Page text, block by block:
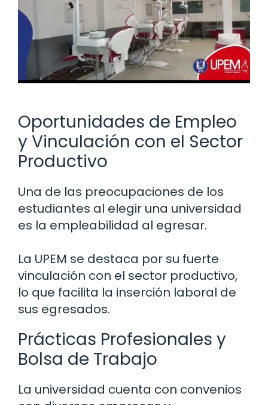
Oportunidades de Empleo
y Vinculación con el Sector
Productivo
Una de las preocupaciones de los
estudiantes al elegir una universidad
es la empleabilidad al egresar.
La UPEM se destaca por su fuerte
vinculación con el sector productivo,
lo que facilita la inserción laboral de
sus egresados.
Prácticas Profesionales y
Bolsa de Trabajo
La universidad cuenta con convenios